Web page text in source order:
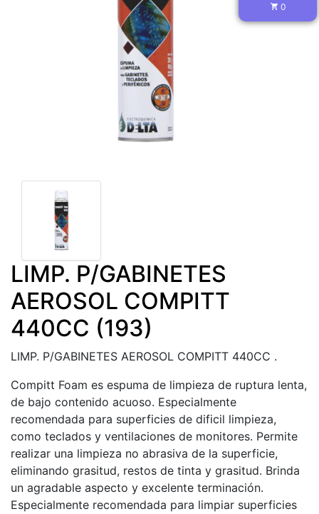
LIMP. P/GABINETES
AEROSOL COMPITT
440CC (193)
LIMP. P/GABINETES AEROSOL COMPITT 440CC .
Compitt Foam es espuma de limpieza de ruptura lenta,
de bajo contenido acuoso. Especialmente
recomendada para superficies de dificil limpieza,
como teclados y ventilaciones de monitores. Permite
realizar una limpieza no abrasiva de la superficie,
eliminando grasitud, restos de tinta y grasitud. Brinda
un agradable aspecto y excelente terminación.
Especialmente recomendada para limpiar superficies
0